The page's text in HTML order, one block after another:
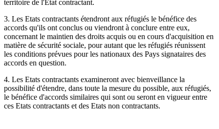
territoire de l'Etat contractant.
3. Les Etats contractants étendront aux réfugiés le bénéfice des
accords qu'ils ont conclus ou viendront à conclure entre eux,
concernant le maintien des droits acquis ou en cours d'acquisition en
matière de sécurité sociale, pour autant que les réfugiés réunissent
les conditions prévues pour les nationaux des Pays signataires des
accords en question.
4. Les Etats contractants examineront avec bienveillance la
possibilité d'étendre, dans toute la mesure du possible, aux réfugiés,
le bénéfice d'accords similaires qui sont ou seront en vigueur entre
ces Etats contractants et des Etats non contractants.